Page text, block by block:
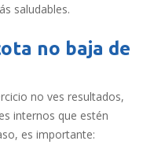
saludables.
no baja de
no ves resultados,
internos que estén
es importante: